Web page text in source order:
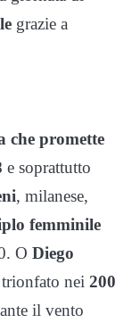
grazie a
che promette
e soprattutto
, milanese,
femminile
O Diego
nei 200
il vento